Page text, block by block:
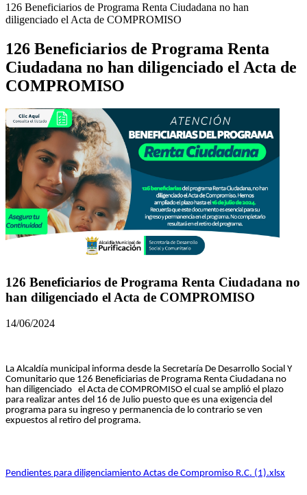
126 Beneficiarios de Programa Renta Ciudadana no han
diligenciado el Acta de COMPROMISO
126 Beneficiarios de Programa Renta
Ciudadana no han diligenciado el Acta de
COMPROMISO
126 Beneficiarios de Programa Renta Ciudadana no
han diligenciado el Acta de COMPROMISO
14/06/2024
La Alcaldía municipal informa desde la Secretaría De Desarrollo Social Y
Comunitario que 126 Beneficiarias de Programa Renta Ciudadana no
han diligenciado el Acta de COMPROMISO el cual se amplió el plazo
para realizar antes del 16 de Julio puesto que es una exigencia del
programa para su ingreso y permanencia de lo contrario se ven
expuestos al retiro del programa.
Pendientes para diligenciamiento Actas de Compromiso R.C. (1).xlsx